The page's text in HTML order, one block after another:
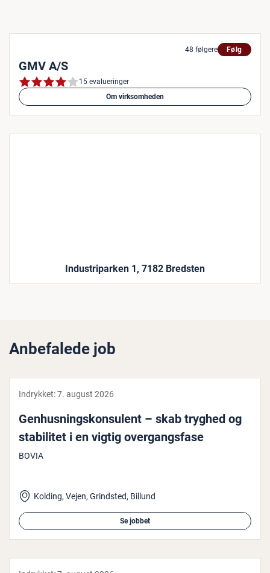
48 følgere Følg
GMV A/S
15 evalueringer
Om virksomheden
Industriparken 1, 7182 Bredsten
Anbefalede job
Indrykket:7. august 2026
Gen­hus­nings­kon­su­lent – skab tryghed og
sta­bi­li­tet i en vigtig over­gangs­fa­se
BOVIA
Kolding, Vejen, Grindsted, Billund
Se jobbet